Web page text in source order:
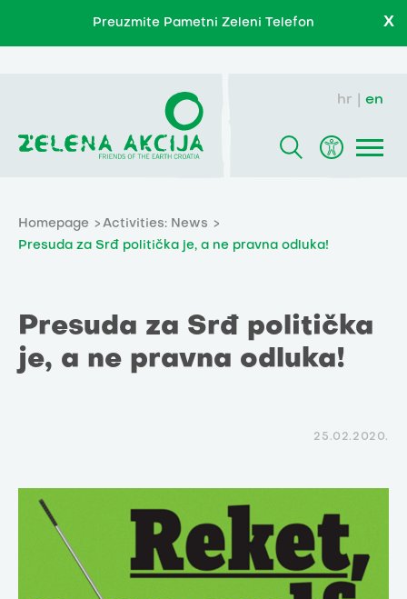
Preuzmite Pametni Zeleni Telefon X
hr en
Homepage
Activities: News
Presuda za Srđ politička je, a ne pravna odluka!
Presuda za Srđ politička
je, a ne pravna odluka!
25.02.2020.